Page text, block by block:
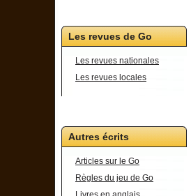
Les revues de Go
Les revues nationales
Les revues locales
Autres écrits
Articles sur le Go
Règles du jeu de Go